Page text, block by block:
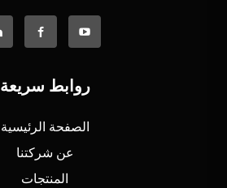
روابط سريعة
الصفحة الرئيسية
عن شركتنا
المنتجات